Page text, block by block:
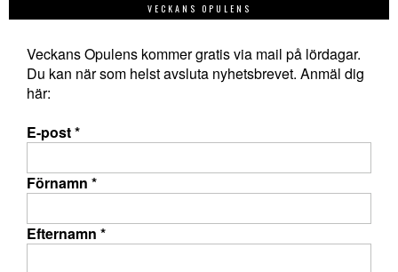
VECKANS OPULENS
Veckans Opulens kommer gratis via mail på lördagar.
Du kan när som helst avsluta nyhetsbrevet. Anmäl dig
här:
E-post*
Förnamn *
Efternamn *